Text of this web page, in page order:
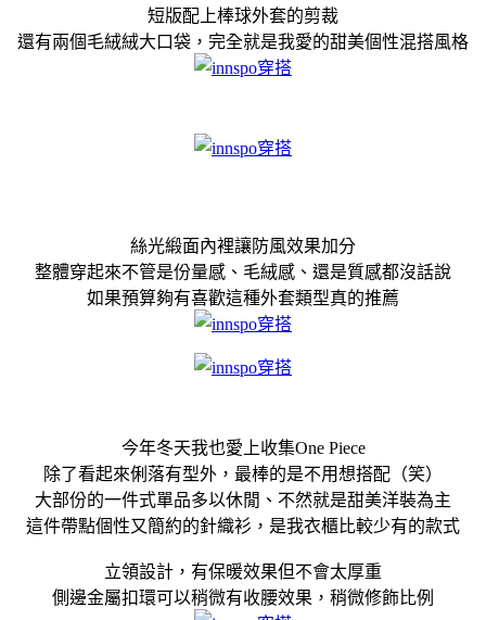
短版配上棒球外套的剪裁
還有兩個毛絨絨大口袋，完全就是我愛的甜美個性混搭風格
絲光緞面內裡讓防風效果加分
整體穿起來不管是份量感、毛絨感、還是質感都沒話說
如果預算夠有喜歡這種外套類型真的推薦
今年冬天我也愛上收集One Piece
除了看起來俐落有型外，最棒的是不用想搭配（笑）
大部份的一件式單品多以休閒、不然就是甜美洋裝為主
這件帶點個性又簡約的針織衫，是我衣櫃比較少有的款式
立領設計，有保暖效果但不會太厚重
側邊金屬扣環可以稍微有收腰效果，稍微修飾比例